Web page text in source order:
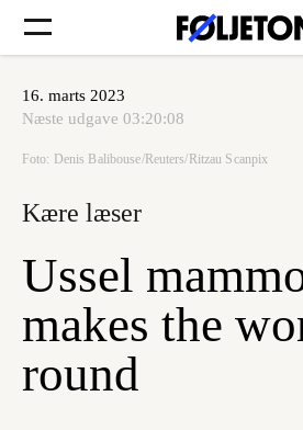
Forsider
Søg
Min side
16. marts 2023
Næste udgave 03:20:08
Foto: Denis Balibouse/Reuters/Ritzau Scanpix
Kære læser
Ussel
makes the
round